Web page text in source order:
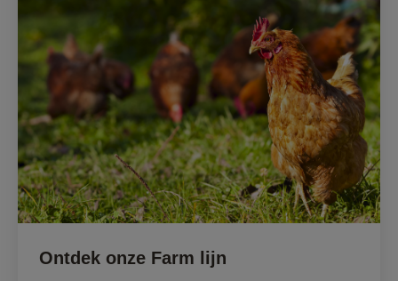
Ontdek onze Farm lijn